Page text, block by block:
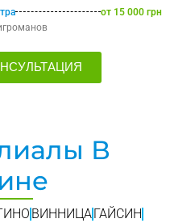
от 15 000 грн
В
ВИННИЦА ГАЙСИН